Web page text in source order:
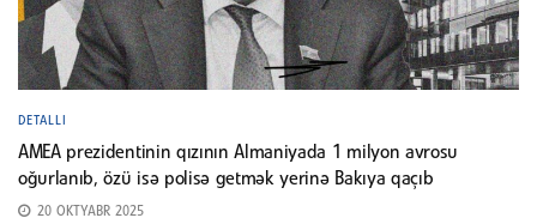
DETALLI
AMEA prezidentinin qızının Almaniyada 1 milyon avrosu
oğurlanıb, özü isə polisə getmək yerinə Bakıya qaçıb
20 OKTYABR 2025